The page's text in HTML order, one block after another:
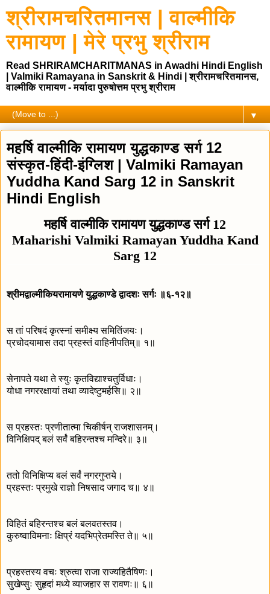
श्रीरामचरितमानस | वाल्मीकि
रामायण | मेरे प्रभु श्रीराम
Read SHRIRAMCHARITMANAS in Awadhi Hindi English
| Valmiki Ramayana in Sanskrit & Hindi | श्रीरामचरितमानस,
वाल्मीकि रामायण - मर्यादा पुरुषोत्तम प्रभु श्रीराम
▼
महर्षि वाल्मीकि रामायण युद्धकाण्ड सर्ग 12
संस्कृत-हिंदी-इंग्लिश | Valmiki Ramayan
Yuddha Kand Sarg 12 in Sanskrit
Hindi English
महर्षि वाल्मीकि रामायण युद्धकाण्ड सर्ग 12
Maharishi Valmiki Ramayan Yuddha Kand
Sarg 12
श्रीमद्वाल्मीकियरामायणे युद्धकाण्डे द्वादशः सर्गः ॥६-१२॥
स तां परिषदं कृत्स्नां समीक्ष्य समितिंजयः।
प्रचोदयामास तदा प्रहस्तं वाहिनीपतिम्॥ १॥
सेनापते यथा ते स्युः कृतविद्याश्चतुर्विधाः।
योधा नगररक्षायां तथा व्यादेष्टुमर्हसि॥ २॥
स प्रहस्तः प्रणीतात्मा चिकीर्षन् राजशासनम्।
विनिक्षिपद् बलं सर्वं बहिरन्तश्च मन्दिरे॥ ३॥
ततो विनिक्षिप्य बलं सर्वं नगरगुप्तये।
प्रहस्तः प्रमुखे राज्ञो निषसाद जगाद च॥ ४॥
विहितं बहिरन्तश्च बलं बलवतस्तव।
कुरुष्वाविमनाः क्षिप्रं यदभिप्रेतमस्ति ते॥ ५॥
प्रहस्तस्य वचः श्रुत्वा राजा राज्यहितैषिणः।
सुखेप्सुः सुहृदां मध्ये व्याजहार स रावणः॥ ६॥